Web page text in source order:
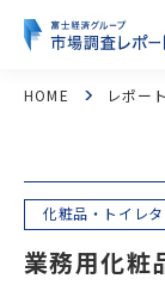
HOME レポー
化粧品・トイレ
業務用化粧